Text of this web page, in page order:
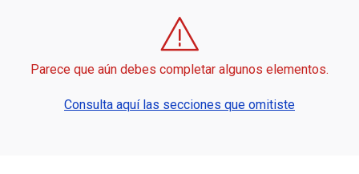
Parece que aún debes completar algunos elementos.
Consulta aquí las secciones que omitiste